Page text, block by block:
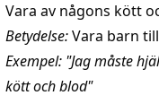
Vara av någons kött
Betydelse:Vara barn
Exempel: "Jag måste
kött och blod"